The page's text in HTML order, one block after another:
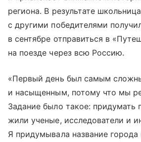
региона. В результате
с другими победителями
в сентябре отправиться в
на поезде через всю Россию.
«Первый день был самым
и насыщенным, потому что мы
Задание было такое: придумать
жили ученые, исследователи и
Я придумывала название города